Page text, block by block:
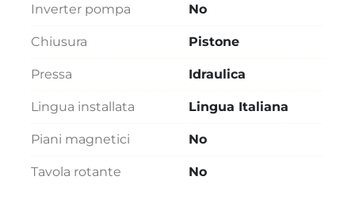
Inverter pompa No
Chiusura Pistone
Pressa Idraulica
Lingua installata Lingua Italiana
Piani magnetici No
Tavola rotante No